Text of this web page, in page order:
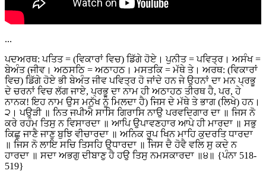
...
ਪਦਅਰਥ: ਪਤਿਤ = (ਵਿਕਾਰਾਂ ਵਿਚ) ਡਿੱਗੇ ਹੋਏ। ਪੁਨੀਤ = ਪਵਿਤ੍ਰ। ਅਸੰਖ =
ਬੇਅੰਤ (ਜੀਵ। ਅਠਸਠਿ = ਅਠਾਹਠ। ਮਸਤਕਿ = ਮੱਥੇ ਤੇ। ਅਰਥ: (ਵਿਕਾਰਾਂ
ਵਿਚ) ਡਿੱਗੇ ਹੋਏ ਭੀ ਬੇਅੰਤ ਜੀਵ ਪਵਿਤ੍ਰ ਹੋ ਜਾਂਦੇ ਹਨ ਜੇ ਉਹਨਾਂ ਦਾ ਮਨ ਪ੍ਰਭੂ
ਦੇ ਚਰਨਾਂ ਵਿਚ ਲੱਗ ਜਾਏ, ਪ੍ਰਭੂ ਦਾ ਨਾਮ ਹੀ ਅਠਾਹਠ ਤੀਰਥ ਹੈ, ਪਰ, ਹੇ
ਨਾਨਕ! ਇਹ ਨਾਮ ਉਸ ਮਨੁੱਖ ਨੂੰ ਮਿਲਦਾ ਹੈ) ਜਿਸ ਦੇ ਮੱਥੇ ਤੇ ਭਾਗ (ਲਿਖੇ) ਹਨ।
੨। ਪਉੜੀ ॥ ਨਿਤ ਜਪੀਐ ਸਾਸਿ ਗਿਰਾਸਿ ਨਾਉ ਪਰਵਦਿਗਾਰ ਦਾ ॥ ਜਿਸ ਨੋ
ਕਰੇ ਰਹੰਮ ਤਿਸੁ ਨ ਵਿਸਾਰਦਾ ॥ ਆਪਿ ਉਪਾਵਣਹਾਰ ਆਪੇ ਹੀ ਮਾਰਦਾ ॥ ਸਭੁ
ਕਿਛੁ ਜਾਣੈ ਜਾਣੁ ਬੁਝਿ ਵੀਚਾਰਦਾ ॥ ਅਨਿਕ ਰੂਪ ਖਿਨ ਮਾਹਿ ਕੁਦਰਤਿ ਧਾਰਦਾ
॥ ਜਿਸ ਨੋ ਲਾਇ ਸਚਿ ਤਿਸਹਿ ਉਧਾਰਦਾ ॥ ਜਿਸ ਦੈ ਹੋਵੈ ਵਲਿ ਸੁ ਕਦੇ ਨ
ਹਾਰਦਾ ॥ ਸਦਾ ਅਭਗੁ ਦੀਬਾਣੁ ਹੈ ਹਉ ਤਿਸੁ ਨਮਸਕਾਰਦਾ ॥੪॥ {ਪੰਨਾ 518-
519}